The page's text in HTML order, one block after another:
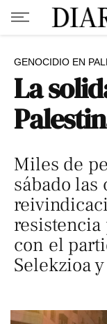
GENOCIDIO EN
La
Miles de
sábado las
con el
Selekzioa